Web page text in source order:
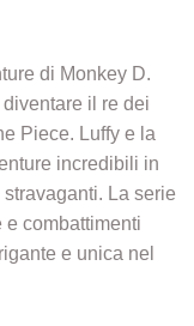
di Monkey D.
il re dei
Piece. Luffy e la
incredibili in
La serie
combattimenti
e unica nel